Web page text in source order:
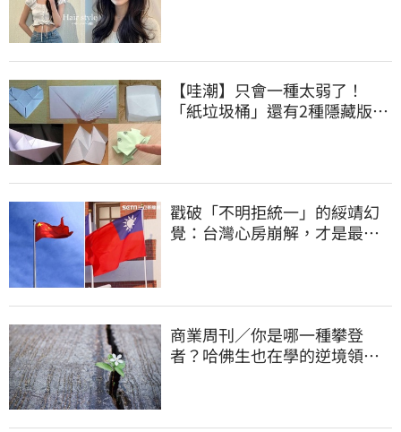
【哇潮】只會一種太弱了！
「紙垃圾桶」還有2種隱藏版摺
戳破「不明拒統一」的綏靖幻
覺：台灣心房崩解，才是最大
商業周刊／你是哪一種攀登
者？哈佛生也在學的逆境領導